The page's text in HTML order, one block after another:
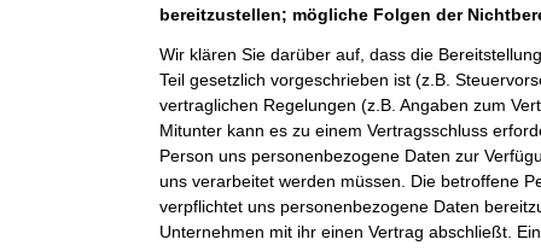
bereitzustellen; mögliche Folgen der
Wir klären Sie darüber auf, dass die
Teil gesetzlich vorgeschrieben ist (z.B.
vertraglichen Regelungen (z.B. Angaben zum
Mitunter kann es zu einem Vertragsschluss
Person uns personenbezogene Daten zur
uns verarbeitet werden müssen. Die betroffene
verpflichtet uns personenbezogene Daten
Unternehmen mit ihr einen Vertrag abschließt.